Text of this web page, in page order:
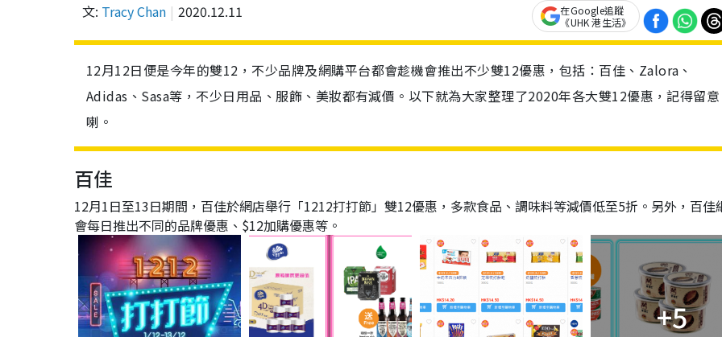
文: Tracy Chan 2020.12.11
在Google追蹤
《UHK 港生活》
12月12日便是今年的雙12，不少品牌及網購平台都會趁機會推出不少雙12優惠，包括：百佳、Zalora、
Adidas、Sasa等，不少日用品、服飾、美妝都有減價。以下就為大家整理了2020年各大雙12優惠，記得留意
喇。
百佳
12月1日至13日期間，百佳於網店舉行「1212打打節」雙12優惠，多款食品、調味料等減價低至5折。另外，百佳
會每日推出不同的品牌優惠、$12加購優惠等。
+5